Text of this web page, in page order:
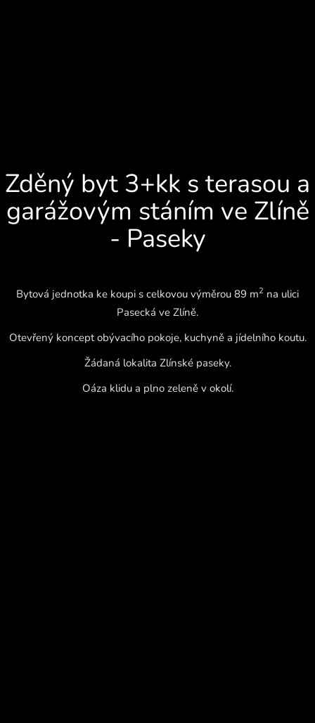
Zděný byt 3+kk s terasou a
garážovým stáním ve Zlíně
- Paseky
Bytová jednotka ke koupi s celkovou výměrou 89 m2 na ulici
Pasecká ve Zlíně.
Otevřený koncept obývacího pokoje, kuchyně a jídelního koutu.
Žádaná lokalita Zlínské paseky.
Oáza klidu a plno zeleně v okolí.